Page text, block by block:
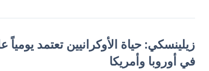
زيلينسكي: حياة الأوكرانيين تعتمد
في أوروبا وأمريكا